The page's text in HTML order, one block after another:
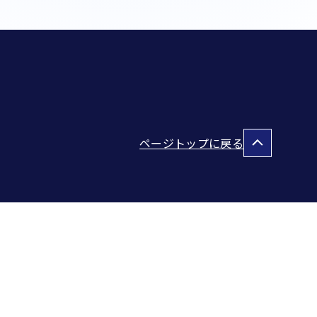
ページトップに戻る